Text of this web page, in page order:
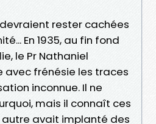
rester cachées
En 1935, au fin fond
le Pr Nathaniel
avec frénésie les traces
inconnue. Il ne
mais il connaît ces
autre avait implanté des